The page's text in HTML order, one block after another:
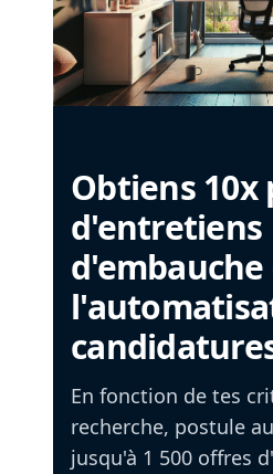
Obtiens 10x
d'entretiens
d'embauche
En fonction de tes
recherche, postule
jusqu'à 1 500 offres